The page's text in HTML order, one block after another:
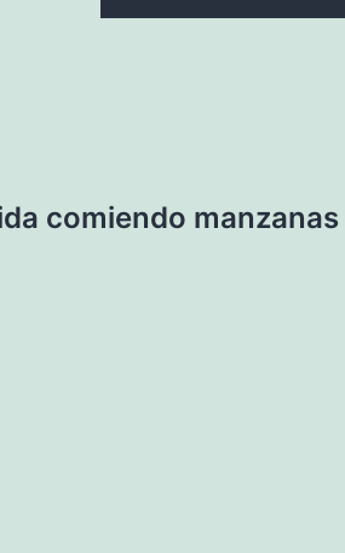
comiendo manzanas